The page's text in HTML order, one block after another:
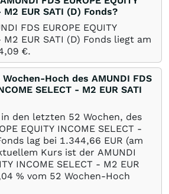
M2 EUR SATI (D) Fonds?
FDS EUROPE EQUITY
M2 EUR SATI (D) Fonds liegt am
€.
Hoch des AMUNDI FDS
SELECT - M2 EUR SATI
den letzten 52 Wochen, des
EQUITY INCOME SELECT -
lag bei 1.344,66 EUR (am
Kurs ist der AMUNDI
INCOME SELECT - M2 EUR
% vom 52 Wochen-Hoch